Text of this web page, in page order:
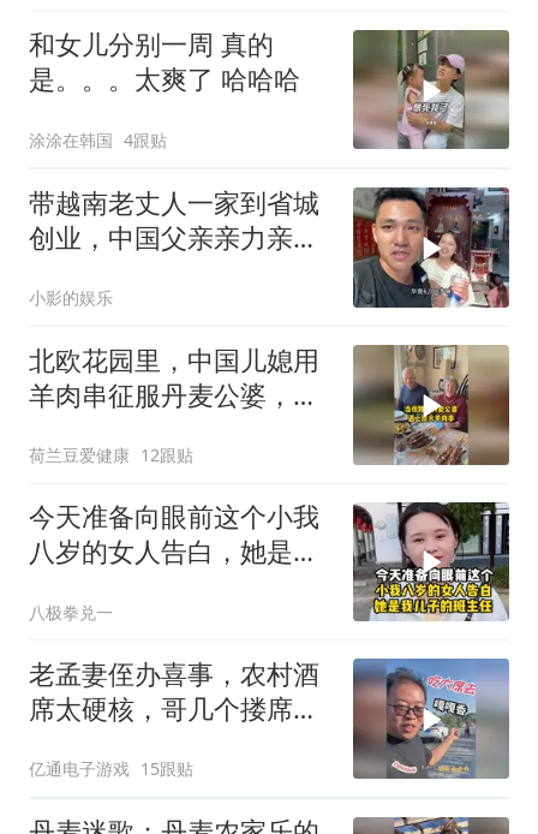
和女儿分别一周 真的
是。。。太爽了 哈哈哈
涂涂在韩国 4跟贴
带越南老丈人一家到省城
创业，中国父亲亲力亲
小影的娱乐
北欧花园里，中国儿媳用
羊肉串征服丹麦公婆，扔
荷兰豆爱健康 12跟贴
今天准备向眼前这个小我
八岁的女人告白，她是我
八极拳兑一
老孟妻侄办喜事，农村酒
席太硬核，哥几个搂席嘎
亿通电子游戏 15跟贴